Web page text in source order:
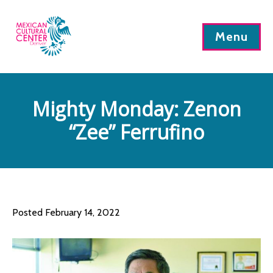
Menu
Mighty Monday: Zenon
“Zee” Ferrufino
Posted February 14, 2022